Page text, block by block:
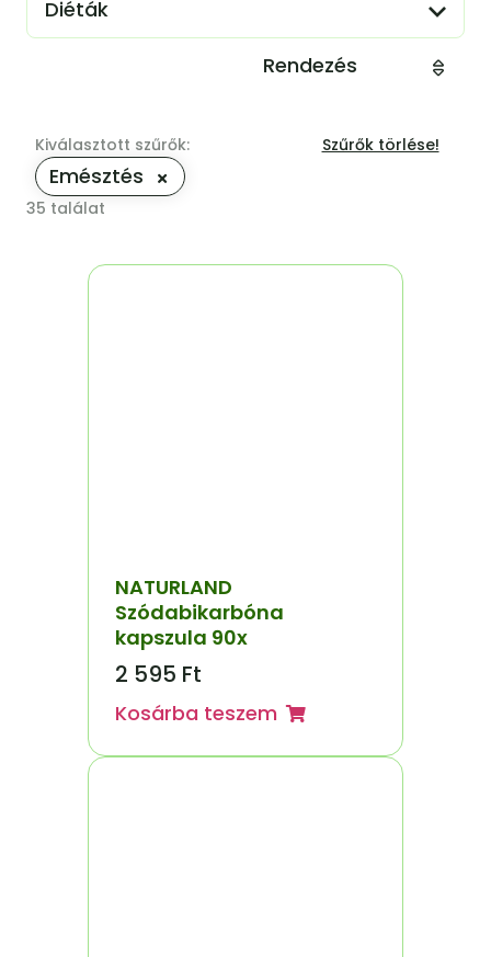
Diéták
Rendezés
Kiválasztott szűrők:
Emésztés
Szűrők törlése!
35 találat
NATURLAND
Szódabikarbóna
kapszula 90x
2 595 Ft
Kosárba teszem